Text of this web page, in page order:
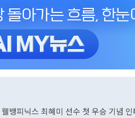
뱅피닉스 최혜미 선수 첫 우승 기념